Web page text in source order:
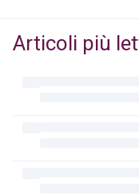
Articoli più